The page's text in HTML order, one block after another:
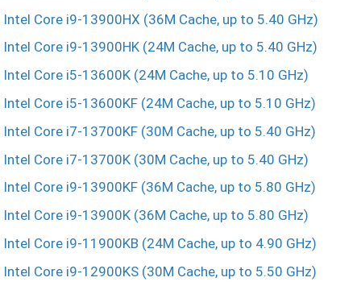
Intel Core i9-13900HX (36M Cache, up to 5.40 GHz)
Intel Core i9-13900HK (24M Cache, up to 5.40 GHz)
Intel Core i5-13600K (24M Cache, up to 5.10 GHz)
Intel Core i5-13600KF (24M Cache, up to 5.10 GHz)
Intel Core i7-13700KF (30M Cache, up to 5.40 GHz)
Intel Core i7-13700K (30M Cache, up to 5.40 GHz)
Intel Core i9-13900KF (36M Cache, up to 5.80 GHz)
Intel Core i9-13900K (36M Cache, up to 5.80 GHz)
Intel Core i9-11900KB (24M Cache, up to 4.90 GHz)
Intel Core i9-12900KS (30M Cache, up to 5.50 GHz)